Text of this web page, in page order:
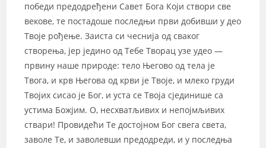
победи предодређени Савет Бога Који створи све
векове, те постадоше последњи први добивши у део
Твоје рођење. Заиста си чеснија од сваког
створења, јер једино од Тебе Творац узе удео —
првину наше природе: тело Његово од тела је
Твога, и крв Његова од крви је Твоје, и млеко груди
Твојих сисао је Бог, и уста се Твоја сјединише са
устима Божјим. О, несхватљивих и непојмљивих
ствари! Провидећи Те достојном Бог свега света,
заволе Те, и заволевши предодреди, и у последња